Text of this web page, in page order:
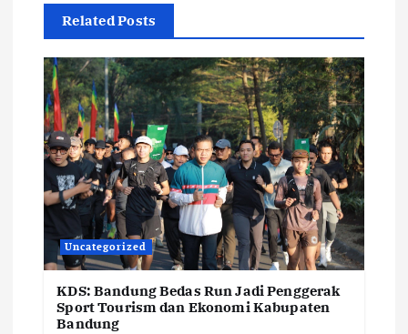
Related Posts
Uncategorized
KDS: Bandung Bedas Run Jadi Penggerak
Sport Tourism dan Ekonomi Kabupaten
Bandung